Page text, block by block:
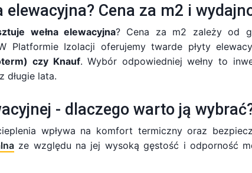
elewacyjna? Cena za m2 i
wełna elewacyjna? Cena za m2 zależy od
Platformie Izolacji oferujemy twarde płyty
czy Knauf. Wybór odpowiedniej wełny to
długie lata.
- dlaczego warto ją
wpływa na komfort termiczny oraz
ze względu na jej wysoką gęstość i odporność